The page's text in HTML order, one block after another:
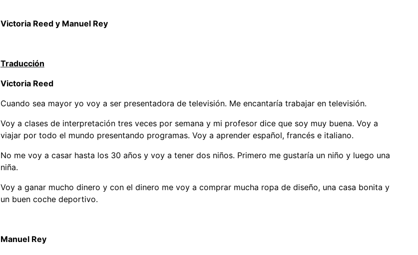
Victoria Reed y Manuel Rey
Traducción
Victoria Reed
Cuando sea mayor yo voy a ser presentadora de televisión. Me encantaría trabajar en televisión.
Voy a clases de interpretación tres veces por semana y mi profesor dice que soy muy buena. Voy a
viajar por todo el mundo presentando programas. Voy a aprender español, francés e italiano.
No me voy a casar hasta los 30 años y voy a tener dos niños. Primero me gustaría un niño y luego una
niña.
Voy a ganar mucho dinero y con el dinero me voy a comprar mucha ropa de diseño, una casa bonita y
un buen coche deportivo.
Manuel Rey